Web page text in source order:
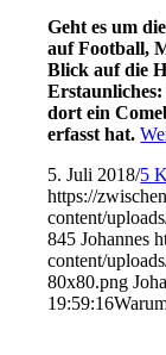
Geht es um
auf Football,
Blick auf die
dort ein
erfasst hat.
5. Juli 2018/5
https://
content/
845 Johannes
content/
80x80.png
19:59:16